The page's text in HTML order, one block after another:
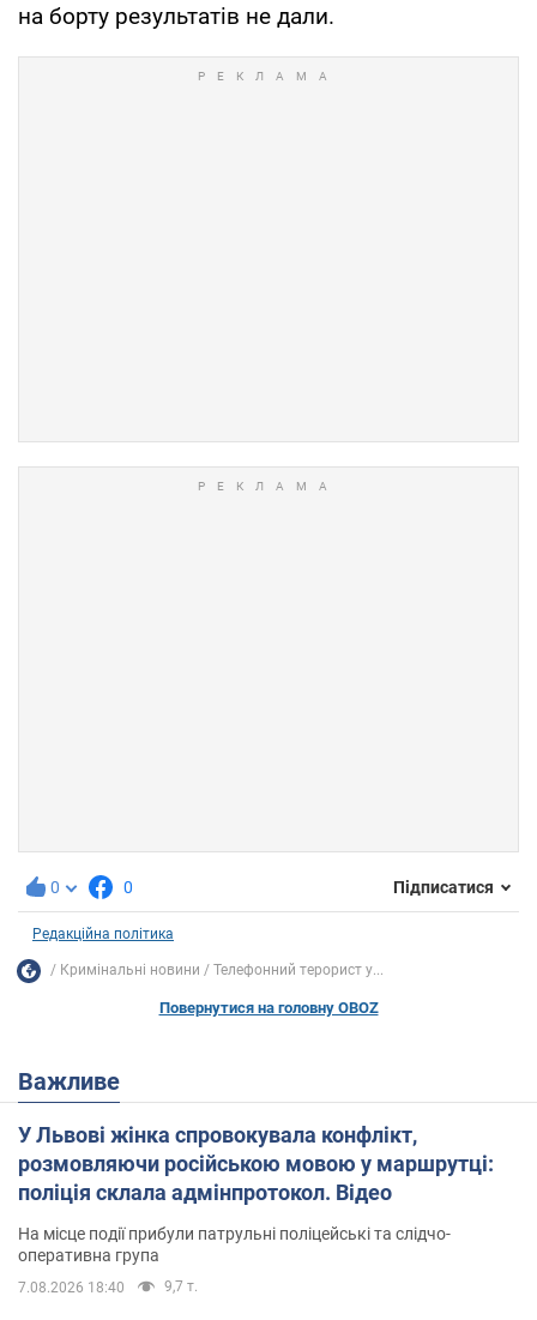
на борту результатів не дали.
0 0 Підписатися
Редакційна політика
Кримінальні новини Телефонний терорист у...
Повернутися на головну OBOZ
Важливе
У Львові жінка спровокувала конфлікт,
розмовляючи російською мовою у маршрутці:
поліція склала адмінпротокол. Відео
На місце події прибули патрульні поліцейські та слідчо-
оперативна група
7.08.2026 18:40 9,7 т.